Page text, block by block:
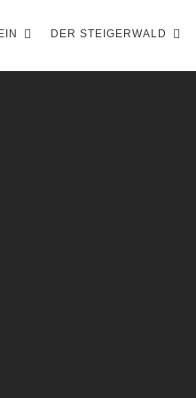
DER STEIGERWALD